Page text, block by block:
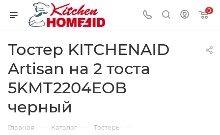
0
Тостер KITCHENAID
Artisan на 2 тоста
5KMT2204EOB
черный
Главная — Каталог — Тостеры —